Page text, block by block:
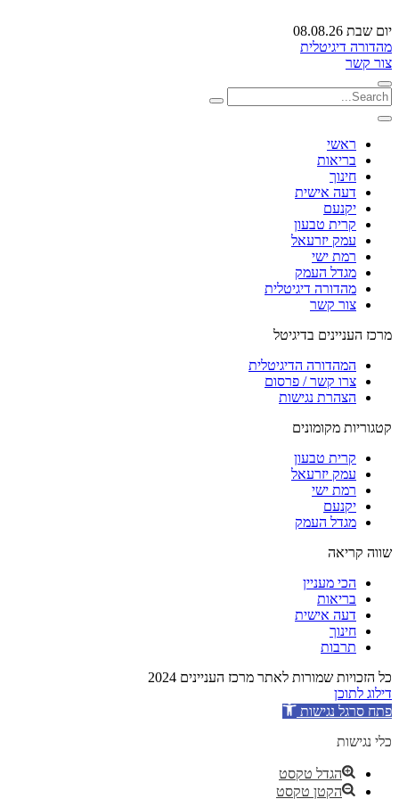
יום שבת 08.08.26
מהדורה דיגיטלית
צור קשר
ראשי
בריאות
חינוך
דעה אישית
יקנעם
קרית טבעון
עמק יזרעאל
רמת ישי
מגדל העמק
מהדורה דיגיטלית
צור קשר
מרכז העניינים בדיגיטל
המהדורה הדיגיטלית
צרו קשר / פרסום
הצהרת נגישות
קטגוריות מקומונים
קרית טבעון
עמק יזרעאל
רמת ישי
יקנעם
מגדל העמק
שווה קריאה
הכי מעניין
בריאות
דעה אישית
חינוך
תרבות
כל הזכויות שמורות לאתר מרכז העניינים 2024
דילוג לתוכן
פתח סרגל נגישות
כלי נגישות
הגדל טקסט
הקטן טקסט